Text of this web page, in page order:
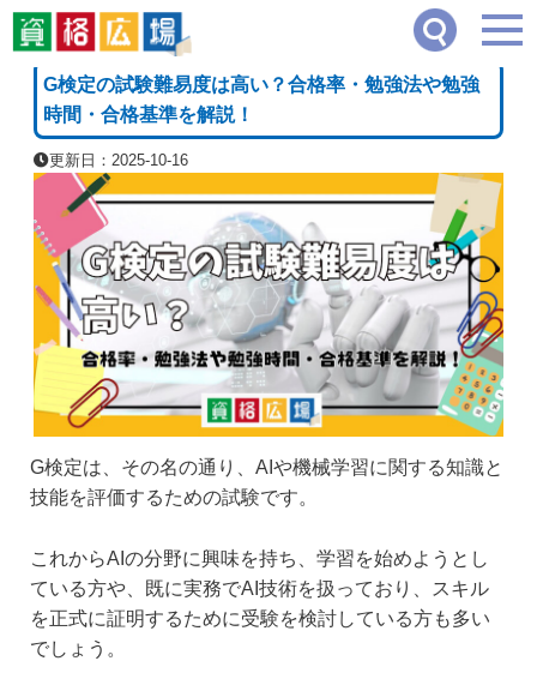
資格広場≫ IT・コンピュータ・情報処理系 G検定の試験難易度は高い？合格率・
[PR]
G検定の試験難易度は高い？合格率・勉強法や勉強
時間・合格基準を解説！
更新日：2025-10-16
G検定は、その名の通り、AIや機械学習に関する知識と
技能を評価するための試験です。
これからAIの分野に興味を持ち、学習を始めようとし
ている方や、既に実務でAI技術を扱っており、スキル
を正式に証明するために受験を検討している方も多い
でしょう。